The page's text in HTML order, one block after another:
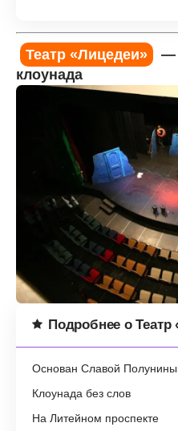
Театр «Лицедеи»
—
клоунада
Подробнее о Театр
Основан Славой
Клоунада без слов
На Литейном проспекте